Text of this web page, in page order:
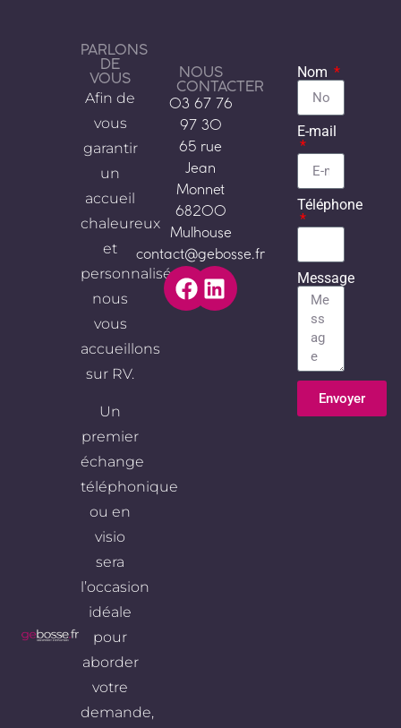
PARLONS
DE
VOUS
Afin de
vous
garantir
un
accueil
chaleureux
et
personnalisé,
nous
vous
accueillons
sur RV.
Un
premier
échange
téléphonique
ou en
visio
sera
l’occasion
idéale
pour
aborder
votre
demande,
NOUS
CONTACTER
03 67 76
97 30
65 rue
Jean
Monnet
68200
Mulhouse
contact@gebosse.fr
Nom
E-mail
Téléphone
Message
Envoyer